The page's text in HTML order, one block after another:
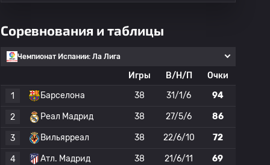
Соревнования и таблицы
Чемпионат Испании: Ла Лига
Игры В/Н/П
Очки
1
Барселона 38 31/1/6 94
2 Реал Мадрид 38 27/5/6 86
3 Вильярреал 38 22/6/10 72
4 Атл. Мадрид 38 21/6/11 69